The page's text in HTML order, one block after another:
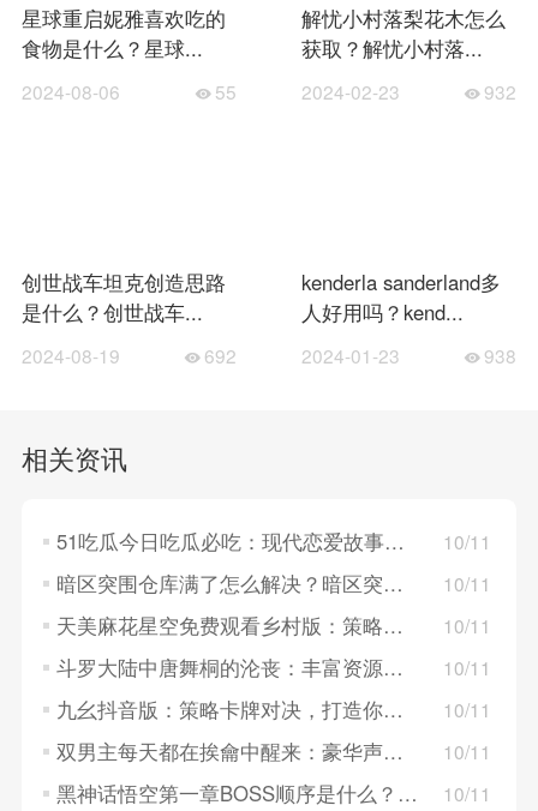
星球重启妮雅喜欢吃的
食物是什么？星球...
2024-08-06 55
解忧小村落梨花木怎么
获取？解忧小村落...
2024-02-23 932
创世战车坦克创造思路
是什么？创世战车...
2024-08-19 692
kenderla sanderland多
人好用吗？kend...
2024-01-23 938
相关资讯
51吃瓜今日吃瓜必吃：现代恋爱故事，探索年轻人的情感世界！ 10/11
暗区突围仓库满了怎么解决？暗区突围仓库满了的解决方法 10/11
天美麻花星空免费观看乡村版：策略卡牌对决，构建梦幻英雄组队！ 10/11
斗罗大陆中唐舞桐的沦丧：丰富资源系统，策略养成英雄角色！ 10/11
九幺抖音版：策略卡牌对决，打造你的战斗队伍！ 10/11
双男主每天都在挨龠中醒来：豪华声优阵容，重温经典角色！ 10/11
黑神话悟空第一章BOSS顺序是什么？黑神话悟空第一章BOSS顺序介绍 10/11